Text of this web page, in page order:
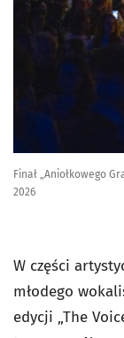
Finał „Aniołkowego
2026
W części
młodego
edycji „The